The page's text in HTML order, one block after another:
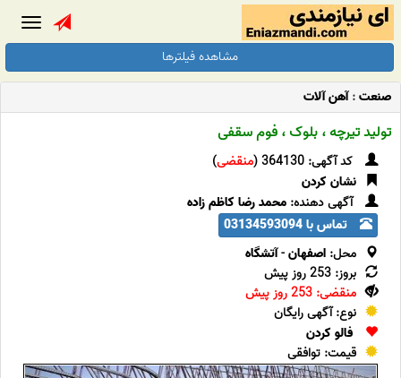
مشاهده فیلترها
صنعت:آهن آلات
تولید تیرچه ، بلوک ، فوم سقفی
کد آگهی: 364130 ( منقضی)
نشان کردن
آگهی دهنده: محمد رضا کاظم زاده
تماس با 03134593094
محل: اصفهان-آتشگاه
بروز: 253 روز پیش
منقضی: 253 روز پیش
نوع: آگهی رایگان
فالو کردن
قیمت: توافقی